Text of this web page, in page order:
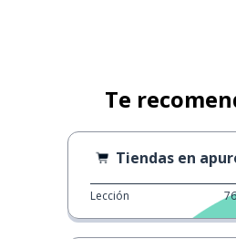
Te
Tiendas en
Lección 76